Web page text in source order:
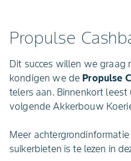
Propulse
Dit succes willen we graag
kondigen we de Propulse
telers aan. Binnenkort leest
volgende Akkerbouw
Meer
suikerbieten is te lezen in